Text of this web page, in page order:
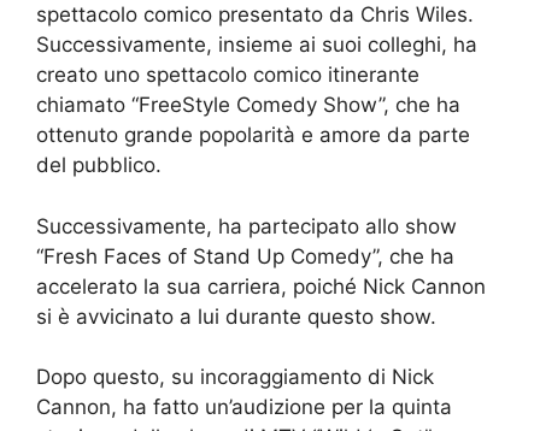
spettacolo comico presentato da Chris Wiles.
Successivamente, insieme ai suoi colleghi, ha
creato uno spettacolo comico itinerante
chiamato “FreeStyle Comedy Show”, che ha
ottenuto grande popolarità e amore da parte
del pubblico.
Successivamente, ha partecipato allo show
“Fresh Faces of Stand Up Comedy”, che ha
accelerato la sua carriera, poiché Nick Cannon
si è avvicinato a lui durante questo show.
Dopo questo, su incoraggiamento di Nick
Cannon, ha fatto un’audizione per la quinta